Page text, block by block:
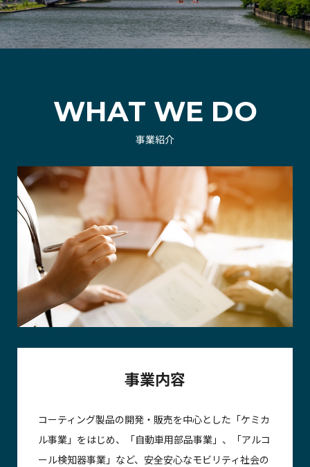
WHAT WE DO
事業紹介
事業内容
コーティング製品の開発・販売を中心とした「ケミカ
ル事業」をはじめ、「自動車用部品事業」、「アルコ
ール検知器事業」など、安全安心なモビリティ社会の